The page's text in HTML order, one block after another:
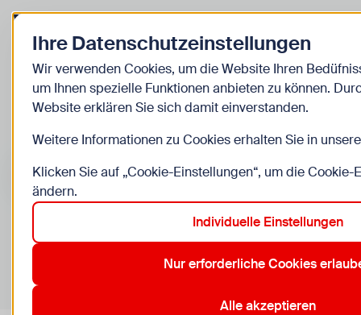
Zurück zur Startseite
Kinder
Veranstaltungen in Wien im Bereich “Kinder”
Aktive Filter:
10. Favoriten
Ihre Datenschutzeinstellungen
Wir verwenden Cookies, um die Website Ihren
um Ihnen spezielle Funktionen anbieten zu können.
Website erklären Sie sich damit einverstanden.
Weitere Informationen zu Cookies erhalten Sie in
Klicken Sie auf „Cookie-Einstellungen“, um die
ändern.
Individuelle Einstellungen
Nur erforderliche Cookies
Alle akzeptieren